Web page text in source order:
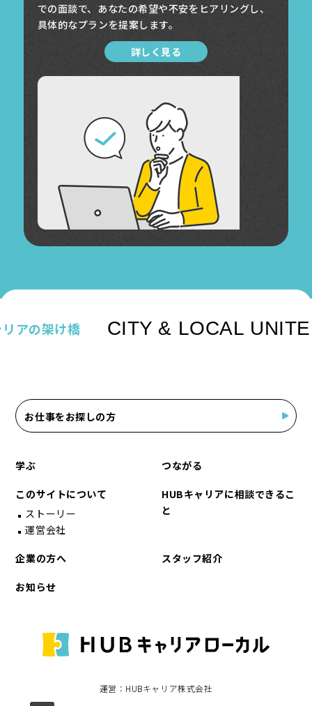
での面談で、あなたの希望や不安をヒアリングし、
具体的なプランを提案します。
詳しく見る
の架け橋 CITY & LOCAL UNITED
お仕事をお探しの方
学ぶ つながる
このサイトについて
ストーリー
運営会社
HUBキャリアに相談できるこ
と
企業の方へ スタッフ紹介
お知らせ
運営：HUBキャリア株式会社